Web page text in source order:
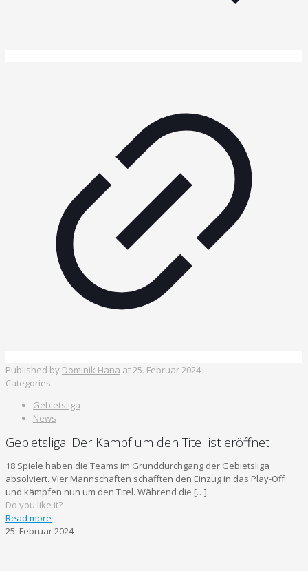
Published by Dominik Hana at25. Februar 2024
Categories
Gebietsliga
News
Gebietsliga: Der Kampf um den Titel ist eröffnet
18 Spiele haben die Teams im Grunddurchgang der Gebietsliga
absolviert. Vier Mannschaften schafften den Einzug in das Play-Off
und kämpfen nun um den Titel. Während die […]
Do you like it?
Read more
25. Februar 2024